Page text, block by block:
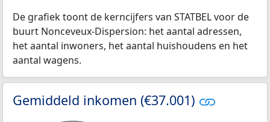
De grafiek toont de kerncijfers van STATBEL voor de
buurt Nonceveux-Dispersion: het aantal adressen,
het aantal inwoners, het aantal huishoudens en het
aantal wagens.
Gemiddeld inkomen (€37.001)